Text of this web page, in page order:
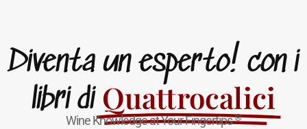
Diventa un esperto! con i
libri di Quattrocalici
Wine Knowledge at Your Fingertips®